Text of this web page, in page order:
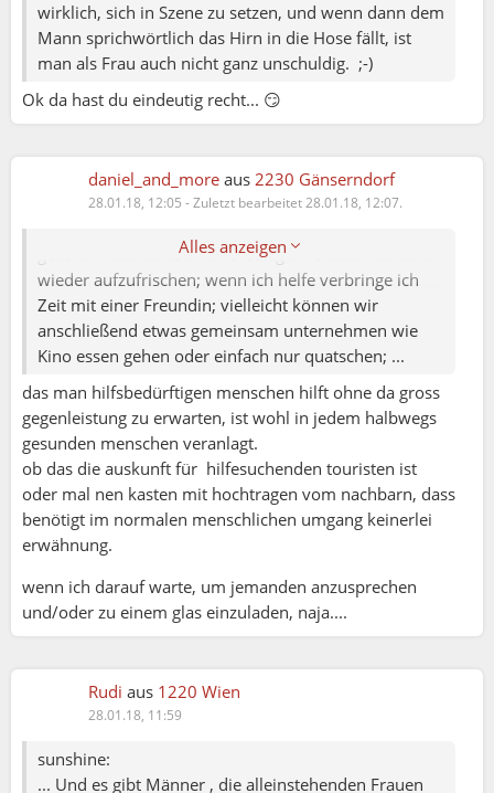
wirklich, sich in Szene zu setzen, und wenn dann dem
Mann sprichwörtlich das Hirn in die Hose fällt, ist
man als Frau auch nicht ganz unschuldig. ;-)
Ok da hast du eindeutig recht... 😏
daniel_and_more aus 2230 Gänserndorf
28.01.18, 12:05 -Zuletzt bearbeitet 28.01.18, 12:07.
Alles anzeigen
Rudi:
sunshine:
... Und es gibt Männer , die alleinstehenden
Frauen ihre Hilfe anbieten, ohne Hintergedanken,
Naja, Hintergedanken gibt es sicher, aber vielleicht
sehen die folgendermaßen aus: Ich möchte was
gesehen- das ist doch eine Gelegenheit den Kontakt
wieder aufzufrischen; wenn ich helfe verbringe ich
Zeit mit einer Freundin; vielleicht können wir
anschließend etwas gemeinsam unternehmen wie
Kino essen gehen oder einfach nur quatschen; ...
das man hilfsbedürftigen menschen hilft ohne da gross
gegenleistung zu erwarten, ist wohl in jedem halbwegs
gesunden menschen veranlagt.
ob das die auskunft für hilfesuchenden touristen ist
oder mal nen kasten mit hochtragen vom nachbarn, dass
benötigt im normalen menschlichen umgang keinerlei
erwähnung.
wenn ich darauf warte, um jemanden anzusprechen
und/oder zu einem glas einzuladen, naja....
Rudi aus 1220 Wien
28.01.18, 11:59
sunshine:
... Und es gibt Männer , die alleinstehenden Frauen